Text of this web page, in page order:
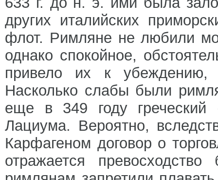
других италийских
флот. Римляне не любили
однако спокойное,
привело их к убеждению,
Насколько слабы были
еще в 349 году греческий
Лациума. Вероятно,
Карфагеном договор о
отражается